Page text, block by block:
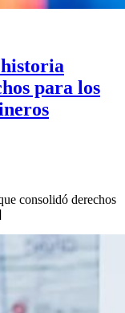
para los
consolidó derechos